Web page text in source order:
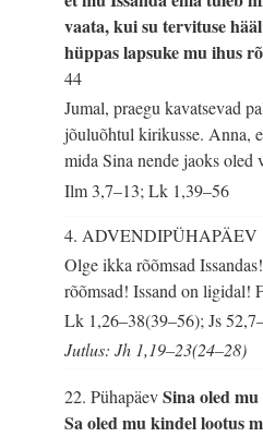
vaata, kui su tervituse
hüppas lapsuke mu ihus
44
Jumal, praegu kavatsevad
jõuluõhtul kirikusse. Anna,
mida Sina nende jaoks oled
Ilm 3,7–13; Lk 1,39–56
4. ADVENDIPÜHAPÄEV
Olge ikka rõõmsad
rõõmsad! Issand on ligidal!
Lk 1,26–38(39–56); Js
Jutlus: Jh 1,19–23(24–28)
22. PühapäevSina oled
Sa oled mu kindel lootus